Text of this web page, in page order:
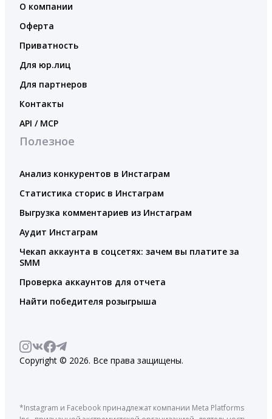
О компании
Оферта
Приватность
Для юр.лиц
Для партнеров
Контакты
API / MCP
Полезное
Анализ конкурентов в Инстаграм
Статистика сторис в Инстаграм
Выгрузка комментариев из Инстаграм
Аудит Инстаграм
Чекап аккаунта в соцсетях: зачем вы платите за
SMM
Проверка аккаунтов для отчета
Найти победителя розыгрыша
Copyright © 2026. Все права защищены.
*Instagram и Facebook принадлежат компании Meta Platforms